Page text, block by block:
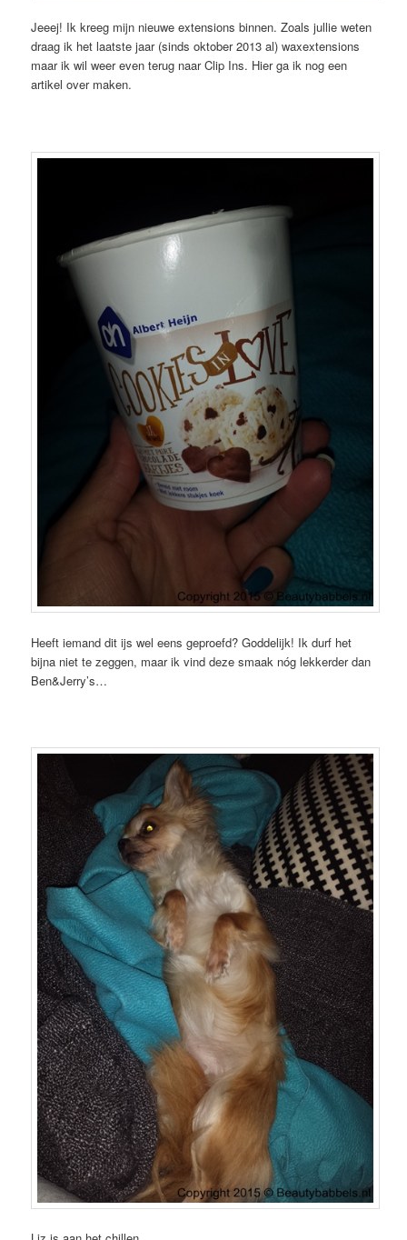
Jeeej! Ik kreeg mijn nieuwe extensions binnen. Zoals jullie weten
draag ik het laatste jaar (sinds oktober 2013 al) waxextensions
maar ik wil weer even terug naar Clip Ins. Hier ga ik nog een
artikel over maken.
Heeft iemand dit ijs wel eens geproefd? Goddelijk! Ik durf het
bijna niet te zeggen, maar ik vind deze smaak nóg lekkerder dan
Ben&Jerry’s…